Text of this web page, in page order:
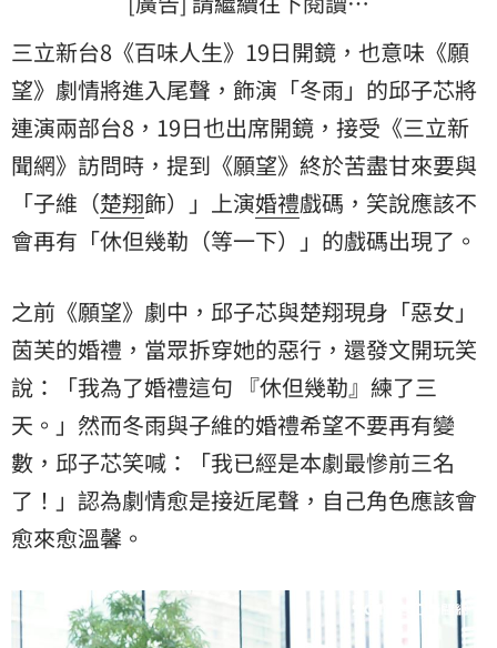
三立新台8《百味人生》19日開鏡，也意味《願
望》劇情將進入尾聲，飾演「冬雨」的邱子芯將
連演兩部台8，19日也出席開鏡，接受《三立新
聞網》訪問時，提到《願望》終於苦盡甘來要與
「子維（楚翔飾）」上演婚禮戲碼，笑說應該不
會再有「休但幾勒（等一下）」的戲碼出現了。
之前《願望》劇中，邱子芯與楚翔現身「惡女」
茵芙的婚禮，當眾拆穿她的惡行，還發文開玩笑
說：「我為了婚禮這句 『休但幾勒』練了三
天。」然而冬雨與子維的婚禮希望不要再有變
數，邱子芯笑喊：「我已經是本劇最慘前三名
了！」認為劇情愈是接近尾聲，自己角色應該會
愈來愈溫馨。